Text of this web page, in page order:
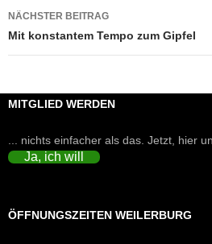
NÄCHSTER BEITRAG
Mit konstantem Tempo zum Gipfel
MITGLIED WERDEN
... nichts einfacher als das. Jetzt, hier
Ja, ich will
ÖFFNUNGSZEITEN WEILERBURG